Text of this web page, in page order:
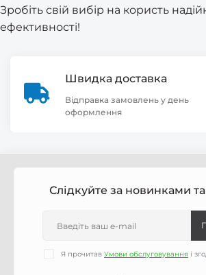
Зробіть свій вибір на користь
ефективності!
Швидка доставка
Відправка замовлень у день
оформлення
Слідкуйте за новинками
Я прочитав Умови обслуговування і